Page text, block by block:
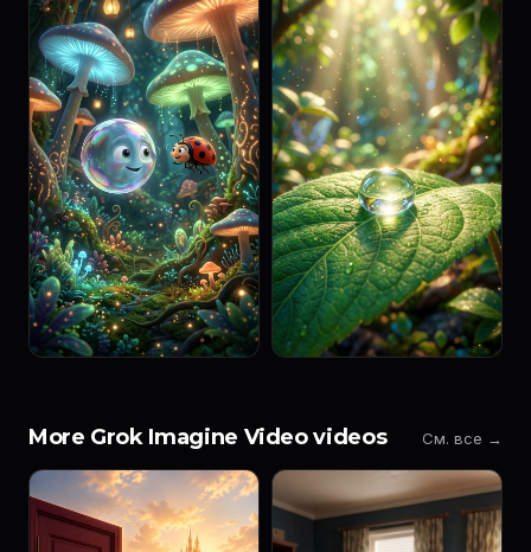
More Grok Imagine Video videos См. все →